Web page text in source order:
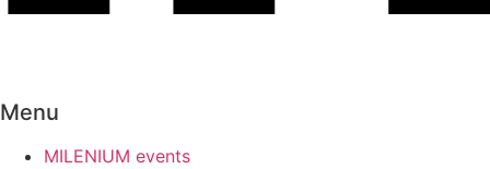
Menu
MILENIUM events